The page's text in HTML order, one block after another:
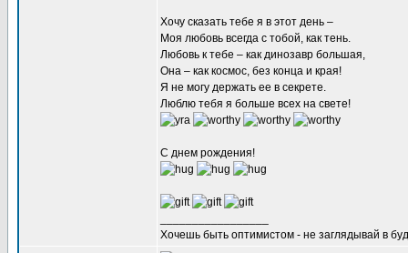
Хочу сказать тебе я в этот день –
Моя любовь всегда с тобой, как тень.
Любовь к тебе – как динозавр большая,
Она – как космос, без конца и края!
Я не могу держать ее в секрете.
Люблю тебя я больше всех на свете!
С днем рождения!
Хочешь быть оптимистом - не заглядывай в